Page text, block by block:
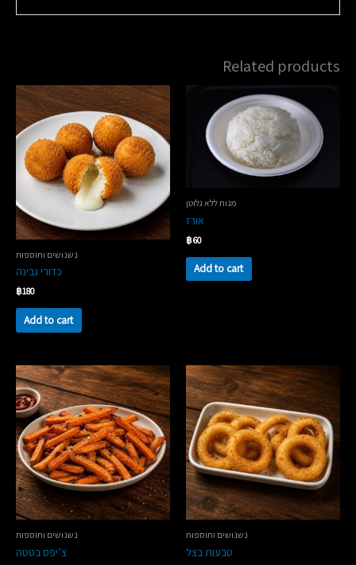
Related products
מנות ללא גלוטן
אורז
฿60
Add to cart
נשנושים ותוספות
כדורי גבינה
฿180
Add to cart
נשנושים ותוספות
טבעות בצל
נשנושים ותוספות
צ’יפס בטטה